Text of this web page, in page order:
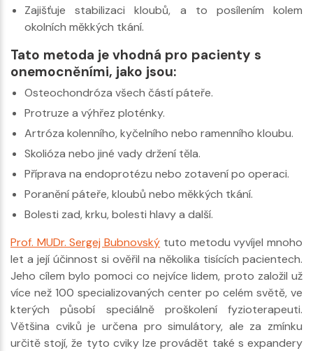
Zajišťuje stabilizaci kloubů, a to posílením kolem
okolních měkkých tkání.
Tato metoda je vhodná pro pacienty s
onemocněními, jako jsou:
Osteochondróza všech částí páteře.
Protruze a výhřez ploténky.
Artróza kolenního, kyčelního nebo ramenního kloubu.
Skolióza nebo jiné vady držení těla.
Příprava na endoprotézu nebo zotavení po operaci.
Poranění páteře, kloubů nebo měkkých tkání.
Bolesti zad, krku, bolesti hlavy a další.
Prof. MUDr. Sergej Bubnovský tuto metodu vyvíjel mnoho
let a její účinnost si ověřil na několika tisících pacientech.
Jeho cílem bylo pomoci co nejvíce lidem, proto založil už
více než 100 specializovaných center po celém světě, ve
kterých působí speciálně proškolení fyzioterapeuti.
Většina cviků je určena pro simulátory, ale za zmínku
určitě stojí, že tyto cviky lze provádět také s expandery